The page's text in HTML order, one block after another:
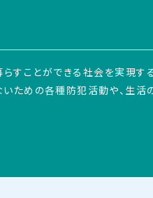
すことができる社会を実現
ための各種防犯活動や、生